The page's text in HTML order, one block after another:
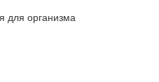
для организма